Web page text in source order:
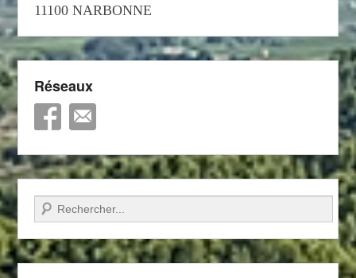
11100 NARBONNE
Réseaux
Recherche